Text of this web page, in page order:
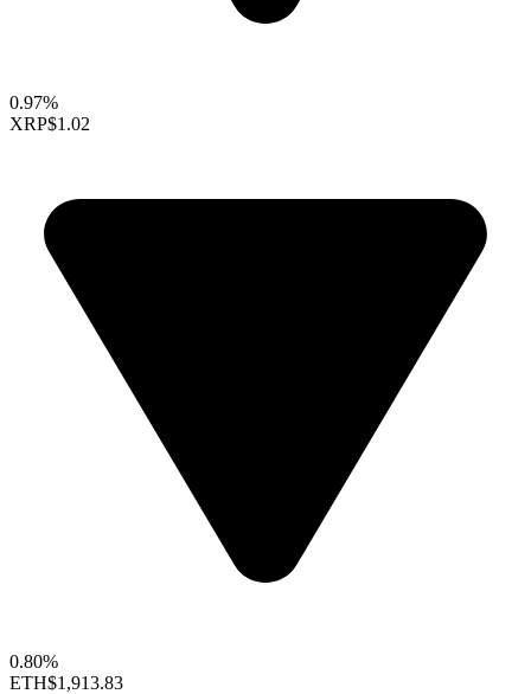
0.97%
XRP$1.02
0.80%
ETH$1,913.83